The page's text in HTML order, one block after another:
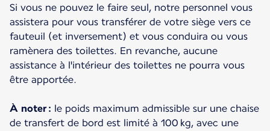
Si vous ne pouvez le faire seul, notre personnel vous
assistera pour vous transférer de votre siège vers ce
fauteuil (et inversement) et vous conduira ou vous
ramènera des toilettes. En revanche, aucune
assistance à l'intérieur des toilettes ne pourra vous
être apportée.
À noter : le poids maximum admissible sur une chaise
de transfert de bord est limité à 100 kg, avec une